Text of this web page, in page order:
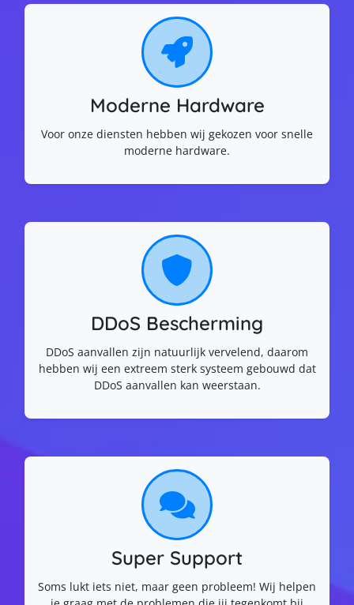
Moderne Hardware
Voor onze diensten hebben wij gekozen voor snelle
moderne hardware.
DDoS Bescherming
DDoS aanvallen zijn natuurlijk vervelend, daarom
hebben wij een extreem sterk systeem gebouwd dat
DDoS aanvallen kan weerstaan.
Super Support
Soms lukt iets niet, maar geen probleem! Wij helpen